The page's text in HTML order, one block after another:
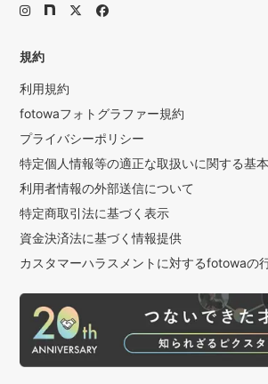
規約
利用規約
fotowaフォトグラファー規約
プライバシーポリシー
特定個人情報等の適正な取扱いに関する基
利用者情報の外部送信について
特定商取引法に基づく表示
資金決済法に基づく情報提供
カスタマーハラスメントに対するfotowaの